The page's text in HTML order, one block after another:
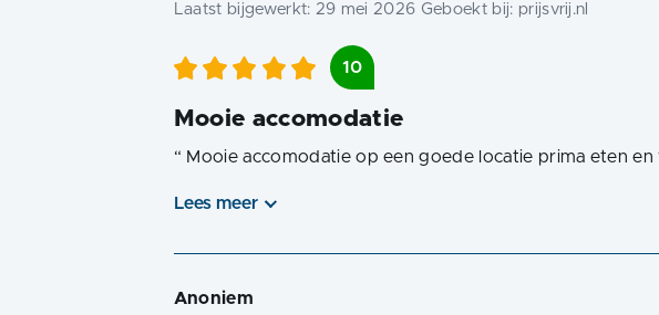
Laatst bijgewerkt: 29 mei 2026 Geboekt bij: prijsvrij.nl
10
Mooie accomodatie
“ Mooie accomodatie op een goede locatie prima eten en
Lees meer
Anoniem